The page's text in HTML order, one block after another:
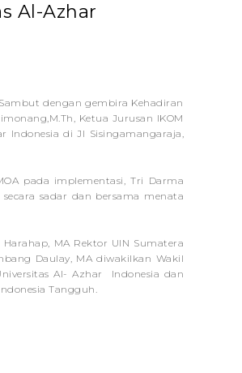
Al-Azhar
dengan gembira Kehadiran
Ketua Jurusan IKOM
Indonesia di Jl Sisingamangaraja,
pada implementasi, Tri Darma
sadar dan bersama menata
MA Rektor UIN Sumatera
Daulay, MA diwakilkan Wakil
Al- Azhar Indonesia dan
Tangguh.